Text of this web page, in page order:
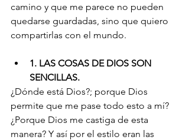
camino y que me parece no pueden
quedarse guardadas, sino que quiero
compartirlas con el mundo.
1. LAS COSAS DE DIOS SON
SENCILLAS.
¿Dónde está Dios?; porque Dios
permite que me pase todo esto a mí?
¿Porque Dios me castiga de esta
manera? Y así por el estilo eran las